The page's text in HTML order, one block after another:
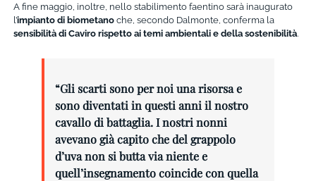
A fine maggio, inoltre, nello stabilimento faentino sarà inaugurato
l’impianto di biometano che, secondo Dalmonte, conferma la
sensibilità di Caviro rispetto ai temi ambientali e della sostenibilità.
“Gli scarti sono per noi una risorsa e
sono diventati in questi anni il nostro
cavallo di battaglia. I nostri nonni
avevano già capito che del grappolo
d’uva non si butta via niente e
quell’insegnamento coincide con quella